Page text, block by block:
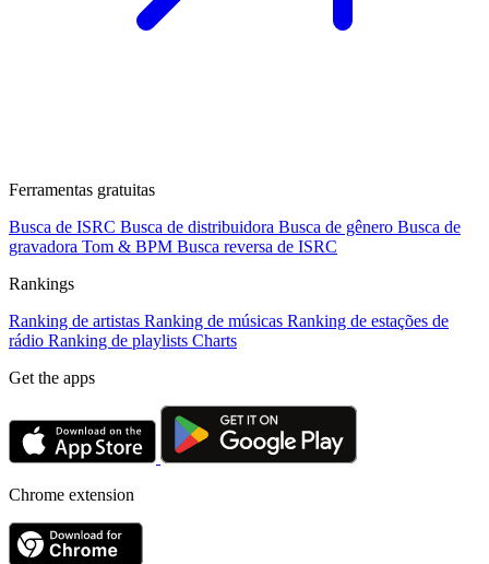
Ferramentas gratuitas
Busca de ISRC Busca de distribuidora Busca de gênero Busca de
gravadora Tom & BPM Busca reversa de ISRC
Rankings
Ranking de artistas Ranking de músicas Ranking de estações de
rádio Ranking de playlists Charts
Get the apps
Chrome extension